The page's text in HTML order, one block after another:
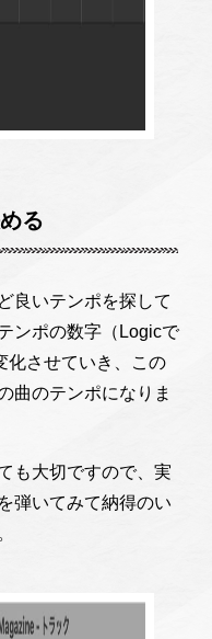
る
良いテンポを探して
ンポの数字（Logicで
化させていき、この
曲のテンポになりま
も大切ですので、実
弾いてみて納得のい